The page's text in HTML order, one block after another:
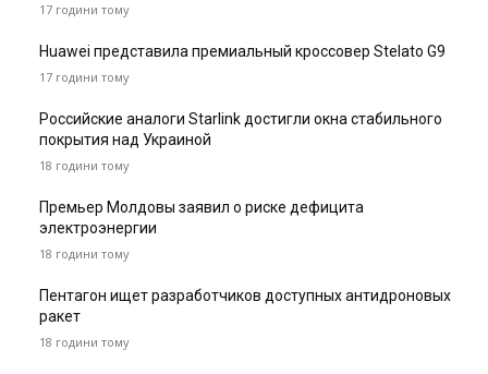
17 години тому
Huawei представила премиальный кроссовер Stelato G9
17 години тому
Российские аналоги Starlink достигли окна стабильного
покрытия над Украиной
18 години тому
Премьер Молдовы заявил о риске дефицита
электроэнергии
18 години тому
Пентагон ищет разработчиков доступных антидроновых
ракет
18 години тому